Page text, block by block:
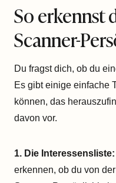
So erkennst
Scanner-
Du fragst dich, ob du
Es gibt einige einfache
können, das
davon vor.
1. Die Interessensliste:
erkennen, ob du von